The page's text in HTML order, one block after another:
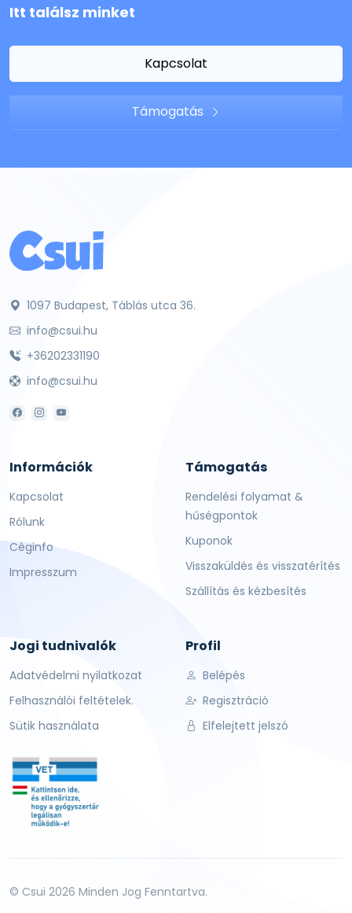
Itt találsz minket
Kapcsolat
Támogatás
1097 Budapest, Táblás utca 36.
info@csui.hu
+36202331190
info@csui.hu
Információk
Kapcsolat
Rólunk
Céginfo
Impresszum
Támogatás
Rendelési folyamat &
hűségpontok
Kuponok
Visszaküldés és visszatérítés
Szállítás és kézbesítés
Jogi tudnivalók
Adatvédelmi nyilatkozat
Felhasználói feltételek.
Sütik használata
Profil
Belépés
Regisztráció
Elfelejtett jelszó
© Csui 2026 Minden Jog Fenntartva.